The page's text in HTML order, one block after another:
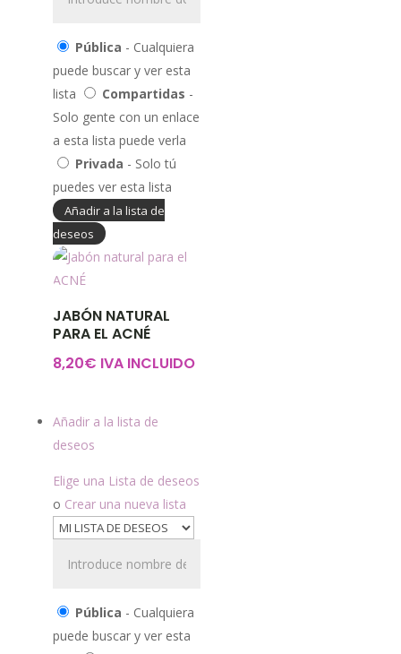
Pública - Cualquiera
puede buscar y ver esta
lista
Compartidas -
Solo gente con un enlace
a esta lista puede verla
Privada - Solo tú
puedes ver esta lista
Añadir a la lista de
deseos
JABÓN NATURAL
PARA EL ACNÉ
8,20€ IVA INCLUIDO
Añadir a la lista de
deseos
Elige una Lista de deseos
o Crear una nueva lista
Pública - Cualquiera
puede buscar y ver esta